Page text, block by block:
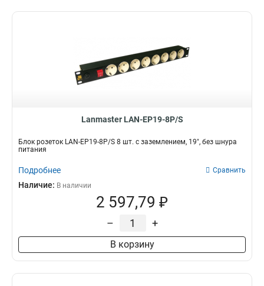
Lanmaster LAN-EP19-8P/S
Блок розеток LAN-EP19-8P/S 8 шт. с заземлением, 19", без шнура
питания
Подробнее Сравнить
Наличие: В наличии
2 597,79 ₽
– +
В корзину